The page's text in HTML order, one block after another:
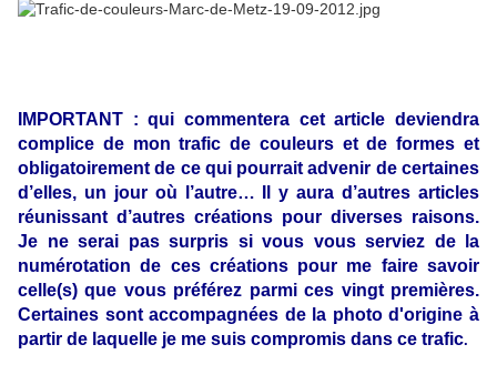
IMPORTANT : qui commentera cet article deviendra
complice de mon trafic de couleurs et de formes et
obligatoirement de ce qui pourrait advenir de certaines
d’elles, un jour où l’autre… Il y aura d’autres articles
réunissant d’autres créations pour diverses raisons.
Je ne serai pas surpris si vous vous serviez de la
numérotation de ces créations pour me faire savoir
celle(s) que vous préférez parmi ces vingt premières.
Certaines sont accompagnées de la photo d'origine à
partir de laquelle je me suis compromis dans ce trafic.